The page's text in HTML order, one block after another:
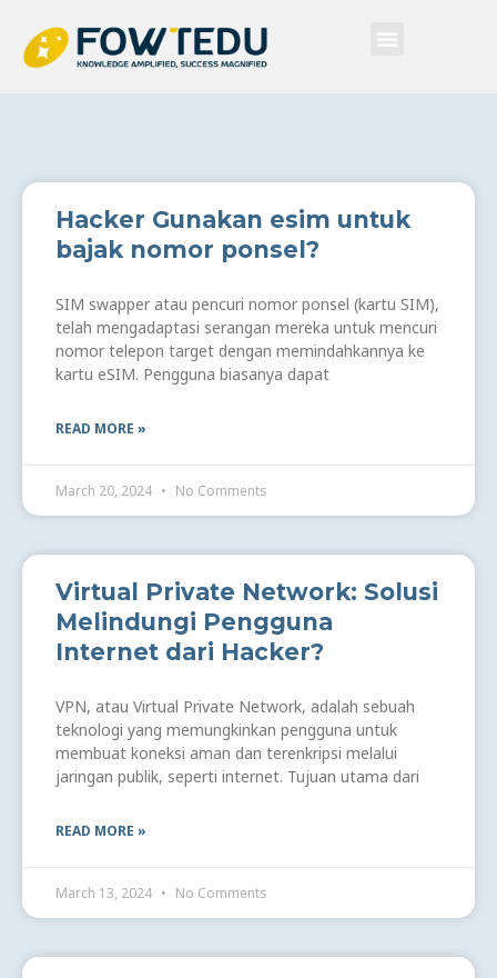
content
Menu
Hacker Gunakan esim untuk
bajak nomor ponsel?
SIM swapper atau pencuri nomor ponsel (kartu SIM),
telah mengadaptasi serangan mereka untuk mencuri
nomor telepon target dengan memindahkannya ke
kartu eSIM. Pengguna biasanya dapat
READ MORE »
March 20, 2024 No Comments
Virtual Private Network: Solusi
Melindungi Pengguna
Internet dari Hacker?
VPN, atau Virtual Private Network, adalah sebuah
teknologi yang memungkinkan pengguna untuk
membuat koneksi aman dan terenkripsi melalui
jaringan publik, seperti internet. Tujuan utama dari
READ MORE »
March 13, 2024 No Comments